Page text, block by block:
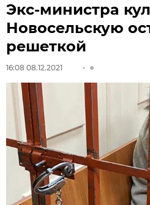
Экс-министра
Новосельскую
решеткой
16:08 08.12.2021